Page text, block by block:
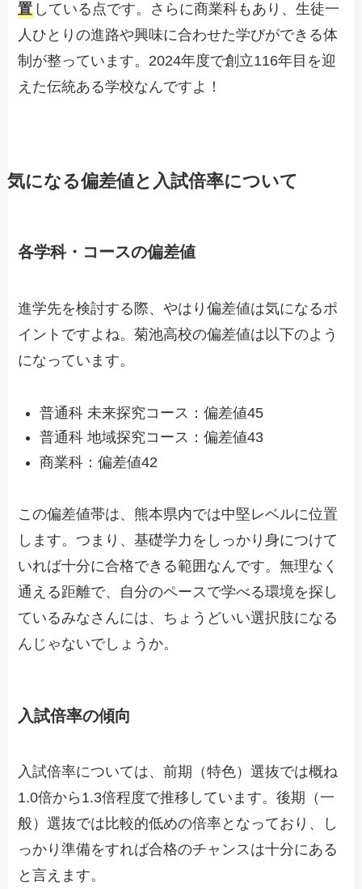
置 している点です。さらに商業科もあり、生徒一
人ひとりの進路や興味に合わせた学びができる体
制が整っています。2024年度で創立116年目を迎
えた伝統ある学校なんですよ！
気になる偏差値と入試倍率について
各学科・コースの偏差値
進学先を検討する際、やはり偏差値は気になるポ
イントですよね。菊池高校の偏差値は以下のよう
になっています。
普通科 未来探究コース：偏差値45
普通科 地域探究コース：偏差値43
商業科：偏差値42
この偏差値帯は、熊本県内では中堅レベルに位置
します。つまり、基礎学力をしっかり身につけて
いれば十分に合格できる範囲なんです。無理なく
通える距離で、自分のペースで学べる環境を探し
ているみなさんには、ちょうどいい選択肢になる
んじゃないでしょうか。
入試倍率の傾向
入試倍率については、前期（特色）選抜では概ね
1.0倍から1.3倍程度で推移しています。後期（一
般）選抜では比較的低めの倍率となっており、し
っかり準備をすれば合格のチャンスは十分にある
と言えます。